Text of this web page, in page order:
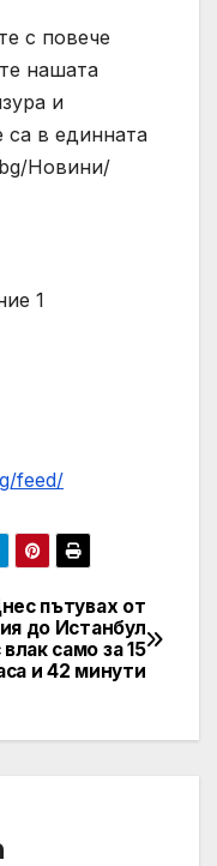
с повече
нашата
и
са в единната
Новини/
1
feed/
пътувах от
до Истанбул
влак само за 15
и 42 минути